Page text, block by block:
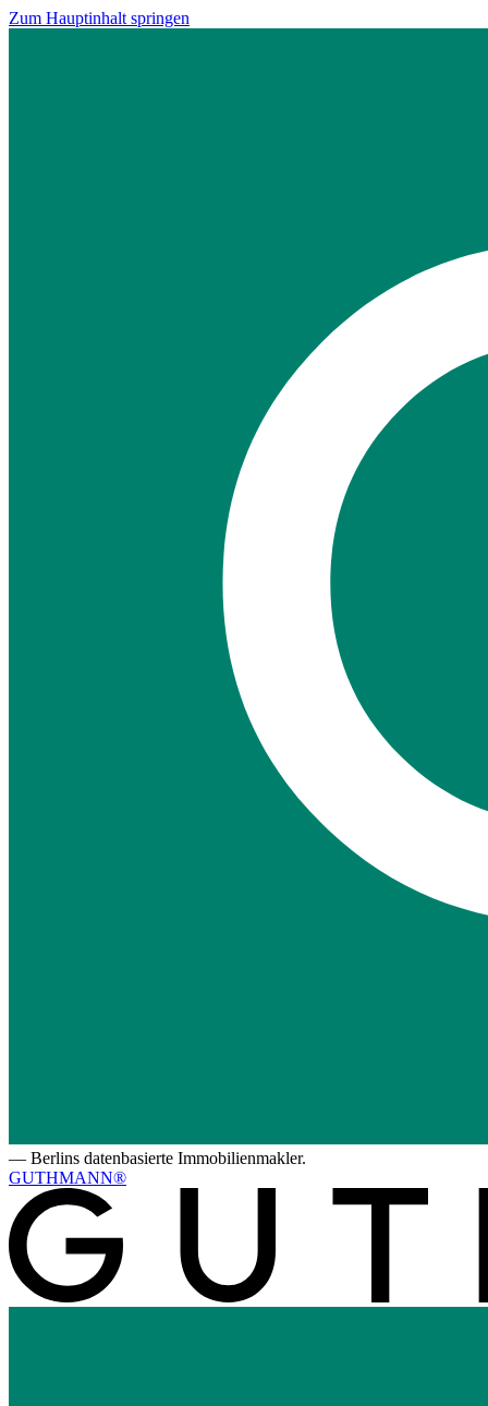
Zum Hauptinhalt springen
— Berlins datenbasierte Immobilienmakler.
GUTHMANN®